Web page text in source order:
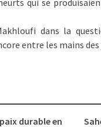
qui se
dans la
entre les mains
durable en